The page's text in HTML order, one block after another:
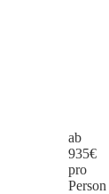
ab
935€
pro
Person